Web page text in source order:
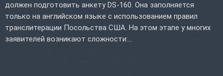
должен подготовить анкету DS-160. Она заполняется
только на английском языке с использованием правил
транслитерации Посольства США. На этом этапе у многих
заявителей возникают сложности:...